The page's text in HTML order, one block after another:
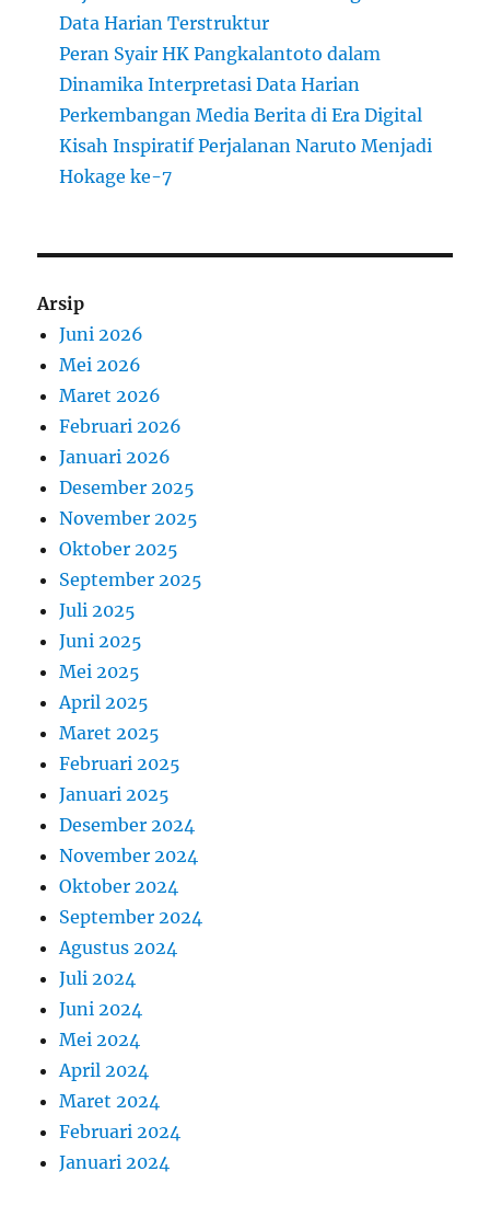
Data Harian Terstruktur
Peran Syair HK Pangkalantoto dalam
Dinamika Interpretasi Data Harian
Perkembangan Media Berita di Era Digital
Kisah Inspiratif Perjalanan Naruto Menjadi
Hokage ke-7
Arsip
Juni 2026
Mei 2026
Maret 2026
Februari 2026
Januari 2026
Desember 2025
November 2025
Oktober 2025
September 2025
Juli 2025
Juni 2025
Mei 2025
April 2025
Maret 2025
Februari 2025
Januari 2025
Desember 2024
November 2024
Oktober 2024
September 2024
Agustus 2024
Juli 2024
Juni 2024
Mei 2024
April 2024
Maret 2024
Februari 2024
Januari 2024